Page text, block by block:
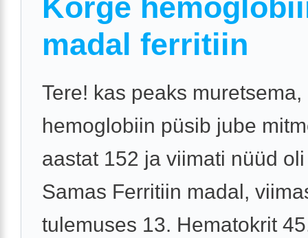
Kõrge
madal ferritiin
Tere! kas peaks muretsema,
hemoglobiin püsib jube
aastat 152 ja viimati nüüd
Samas Ferritiin madal,
tulemuses 13. Hematokrit